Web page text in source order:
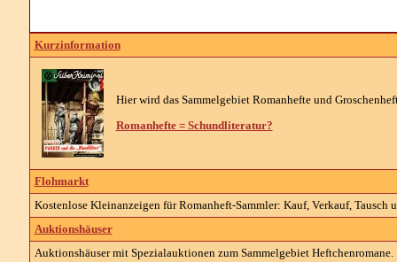
Kurzinformation
Hier wird das Sammelgebiet Romanhefte und
Romanhefte = Schundliteratur?
Flohmarkt
Kostenlose Kleinanzeigen für Romanheft-Sammler: Kauf, Verkauf, Tausch
Auktionshäuser
Auktionshäuser mit Spezialauktionen zum Sammelgebiet Heftchenromane.